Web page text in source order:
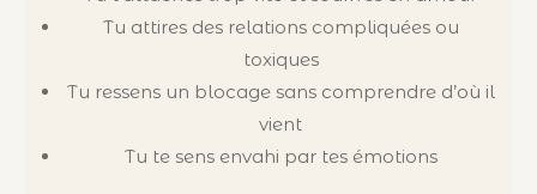
Tu attires des relations compliquées ou
toxiques
Tu ressens un blocage sans comprendre d’où il
vient
Tu te sens envahi par tes émotions